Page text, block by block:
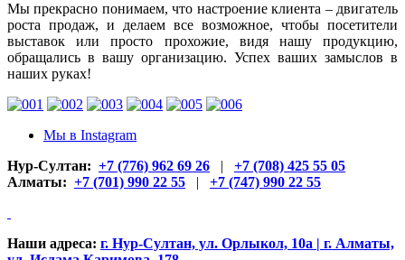
Мы прекрасно понимаем, что настроение клиента – двигатель
роста продаж, и делаем все возможное, чтобы посетители
выставок или просто прохожие, видя нашу продукцию,
обращались в вашу организацию. Успех ваших замыслов в
наших руках!
Мы в Instagram
Нур-Султан: +7 (776) 962 69 26 | +7 (708) 425 55 05
Алматы: +7 (701) 990 22 55 | +7 (747) 990 22 55
Наши адреса: г. Нур-Султан, ул. Орлыкол, 10а | г. Алматы,